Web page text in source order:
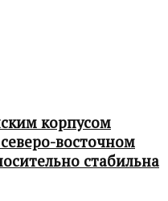
корпусом
восточном
стабильна